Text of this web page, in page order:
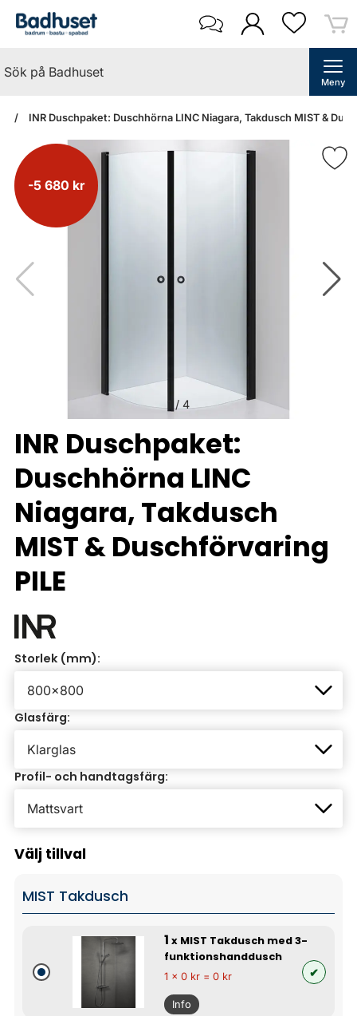
Meny
INR Duschpaket: Duschhörna LINC Niagara, Takdusch MIST &
-5 680 kr
/ 4
INR Duschpaket:
Duschhörna LINC
Niagara, Takdusch
MIST & Duschförvaring
PILE
Storlek (mm):
Glasfärg:
Profil- och handtagsfärg:
Välj tillval
MIST Takdusch
1 x MIST Takdusch med 3-
funktionshanddusch
1 x 0 kr = 0 kr
Info